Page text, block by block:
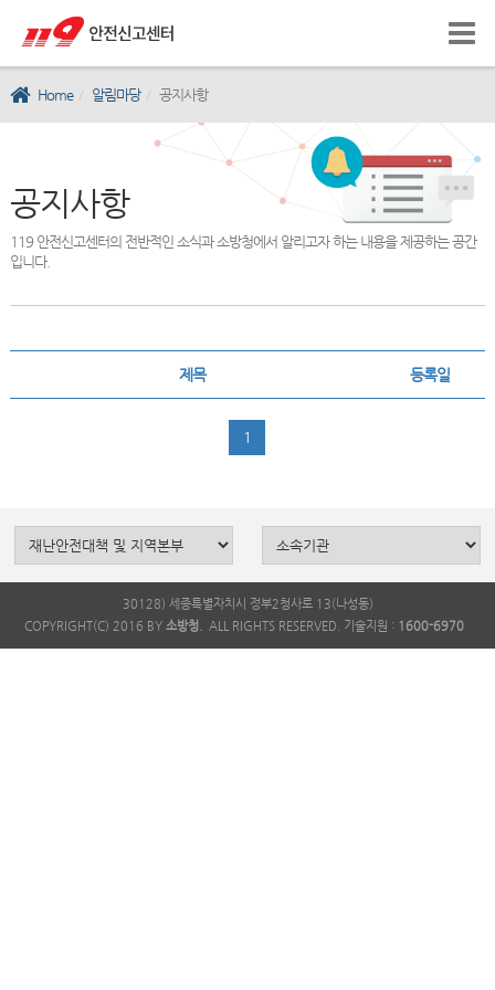
Home 알림마당 공지사항
공지사항
119 안전신고센터의 전반적인 소식과 소방청에서 알리고자 하는 내용을 제공하는 공간
입니다.
제목 등록일
1
30128) 세종특별자치시 정부2청사로 13(나성동)
COPYRIGHT(C) 2016 BY 소방청. ALL RIGHTS RESERVED. 기술지원 : 1600-6970